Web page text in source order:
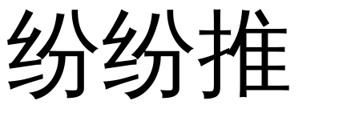
纷纷推